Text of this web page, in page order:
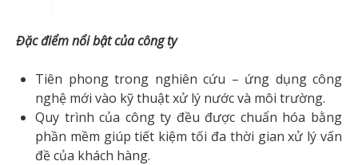
Đặc điểm nổi bật của công ty
Tiên phong trong nghiên cứu – ứng dụng công
nghệ mới vào kỹ thuật xử lý nước và môi trường.
Quy trình của công ty đều được chuẩn hóa bằng
phần mềm giúp tiết kiệm tối đa thời gian xử lý vấn
đề của khách hàng.